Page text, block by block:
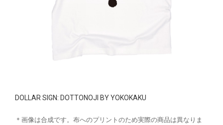
DOLLAR SIGN: DOTTONOJI BY YOKOKAKU
＊画像は合成です。布へのプリントのため実際の商品は異なりま